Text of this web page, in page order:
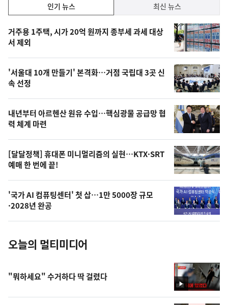
기,
최
신,
오
늘
의
영
상
오
늘
의
사
진
인기 뉴스 최신 뉴스
인
기
뉴
스
거주용 1주택, 시가 20억 원까지 종부세 과세 대상
서 제외
'서울대 10개 만들기' 본격화…거점 국립대 3곳 신
속 선정
내년부터 아르헨산 원유 수입…핵심광물 공급망 협
력 체계 마련
[달달정책] 휴대폰 미니멀리즘의 실현…KTX·SRT
예매 한 번에 끝!
'국가 AI 컴퓨팅센터' 첫 삽…1만 5000장 규모
·2028년 완공
오늘의 멀티미디어
영
상
"뭐하세요" 수거하다 딱 걸렸다